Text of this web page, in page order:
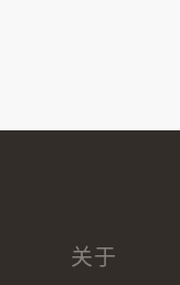
关于